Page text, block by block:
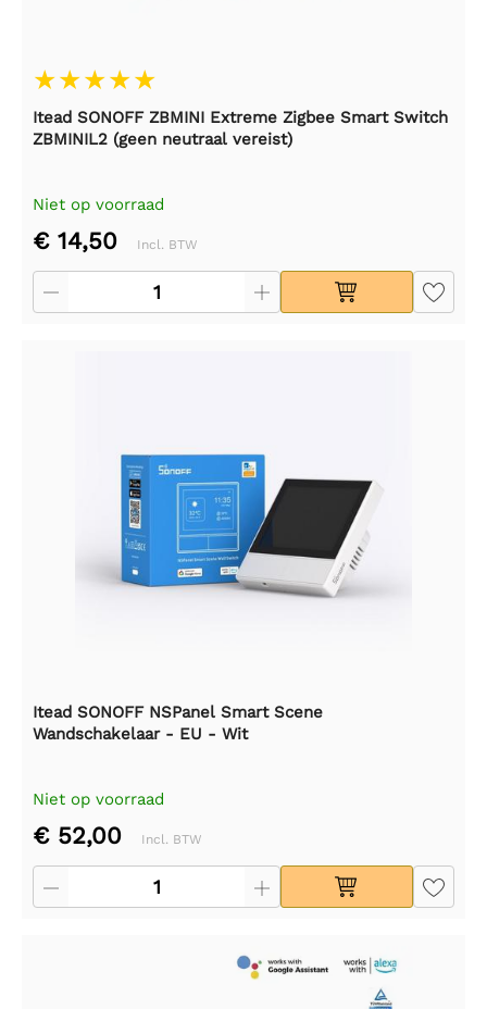
Itead SONOFF ZBMINI Extreme Zigbee Smart Switch
ZBMINIL2 (geen neutraal vereist)
Niet op voorraad
€ 14,50 Incl. BTW
Itead SONOFF NSPanel Smart Scene
Wandschakelaar - EU - Wit
Niet op voorraad
€ 52,00 Incl. BTW